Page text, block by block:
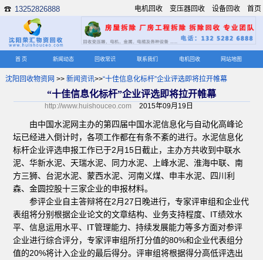
☎ 13252826888 首页
设备回收
变压器回收
电机回收
首 页 新闻动态 回收常识 联系我们 电机回收 网站地图
沈阳回收物资网 >> 新闻资讯>>“十佳信息化标杆”企业评选即将拉开帷幕
“十佳信息化标杆”企业评选即将拉开帷幕
http://www.huishouceo.com 2015年09月19日
由中国水泥网主办的第四届中国水泥信息化与自动化高峰论
坛已经进入倒计时，各项工作都在有条不紊的进行。水泥信息化
标杆企业评选申报工作已于2月15日截止，主办方共收到中联水
泥、华新水泥、天瑞水泥、同力水泥、上峰水泥、淮海中联、南
方三狮、台泥水泥、蒙西水泥、河南义煤、申丰水泥、四川利
森、金圆控股十三家企业的申报材料。
参评企业自主答辩将在2月27日晚进行，专家评审组和企业代
表组将分别根据企业论文的文章结构、业务支持程度、IT绩效水
平、信息运用水平、IT管理能力、持续发展能力等多方面对参评
企业进行综合评分，专家评审组所打分值的80%和企业代表组分
值的20%将计入企业的最后得分。评审组将根据得分高低评选出